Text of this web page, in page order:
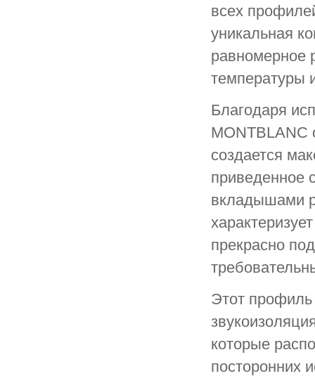
всех
уникальная
равномерное
температуры
Благодаря
MONTBLANC
создается
приведенное
вкладышами
прекрасно
Этот
которые
посторонних